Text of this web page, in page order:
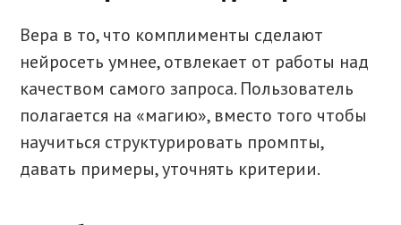
Вера в то, что комплименты сделают
нейросеть умнее, отвлекает от работы над
качеством самого запроса. Пользователь
полагается на «магию», вместо того чтобы
научиться структурировать промпты,
давать примеры, уточнять критерии.